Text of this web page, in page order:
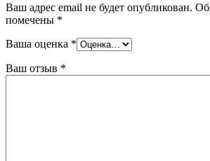
Ваш адрес email не будет опубликован.
помечены *
Ваша оценка *
Ваш отзыв *